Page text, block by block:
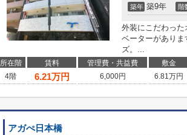
築年 築9年 階
外装にこだわっ
ベーターがあり
ズ。...
所在階 賃料 管理費・共益費 敷金
4階
6.21万円 6,000円 6.81万円
アガぺ日本橋